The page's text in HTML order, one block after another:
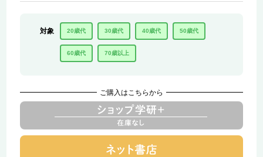
対象 20歳代 30歳代 40歳代 50歳代
60歳代 70歳以上
ご購入はこちらから